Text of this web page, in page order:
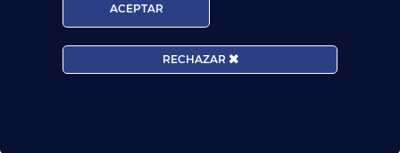
ACEPTAR
RECHAZAR